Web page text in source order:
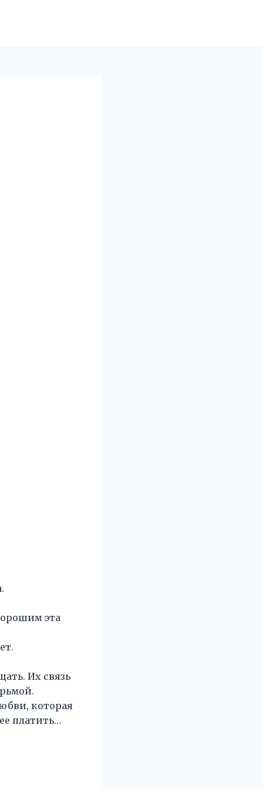
эта
Их связь
которая
платить…